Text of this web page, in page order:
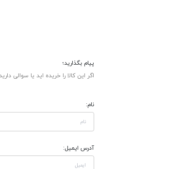
پیام بگذارید؛
اگر این کالا را خریده اید یا سوالی
نام:
آدرس ایمیل: